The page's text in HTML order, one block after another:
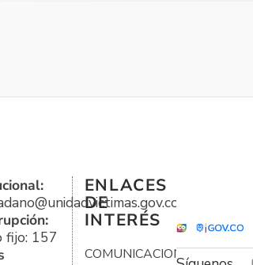
fijo: 157
ENLACES
DE
INTERÉS
COMUNICACIONES